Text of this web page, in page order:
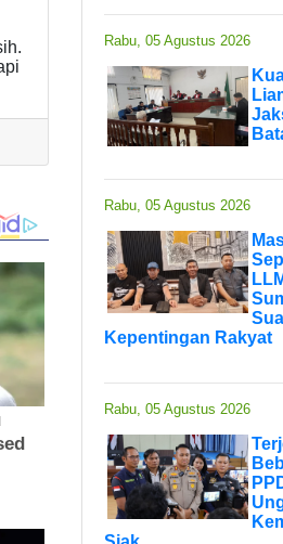
Rabu, 05 Agustus 2026
Rabu, 05 Agustus 2026
Kepentingan Rakyat
Rabu, 05 Agustus 2026